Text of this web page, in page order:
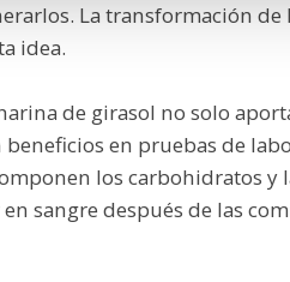
La transformación
idea.
de girasol no solo
en pruebas de
los carbohidratos y
sangre después de las